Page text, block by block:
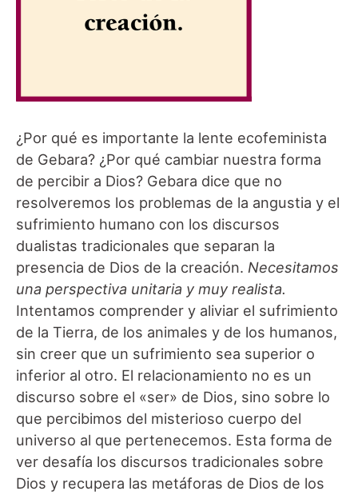
¿Por qué es importante la lente ecofeminista
de Gebara? ¿Por qué cambiar nuestra forma
de percibir a Dios? Gebara dice que no
resolveremos los problemas de la angustia y el
sufrimiento humano con los discursos
dualistas tradicionales que separan la
presencia de Dios de la creación. Necesitamos
una perspectiva unitaria y muy realista.
Intentamos comprender y aliviar el sufrimiento
de la Tierra, de los animales y de los humanos,
sin creer que un sufrimiento sea superior o
inferior al otro. El relacionamiento no es un
discurso sobre el «ser» de Dios, sino sobre lo
que percibimos del misterioso cuerpo del
universo al que pertenecemos. Esta forma de
ver desafía los discursos tradicionales sobre
Dios y recupera las metáforas de Dios de los